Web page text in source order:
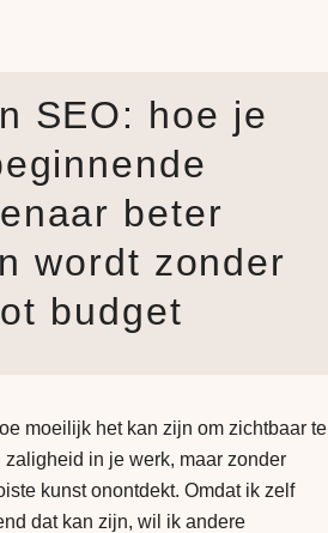
Onderwerp
KunstStijl
Albums
Blog
it is made
SEO: hoe je
beter
wordt zonder
budget
moeilijk het kan zijn om zichtbaar te
in je werk, maar zonder
kunst onontdekt. Omdat ik zelf
dat kan zijn, wil ik andere